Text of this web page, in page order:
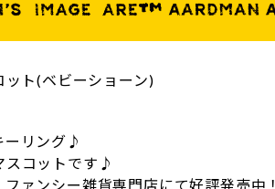
ト(ベビーショーン)
ーリング♪
スコットです♪
ァンシー雑貨専門店にて好評発売中！